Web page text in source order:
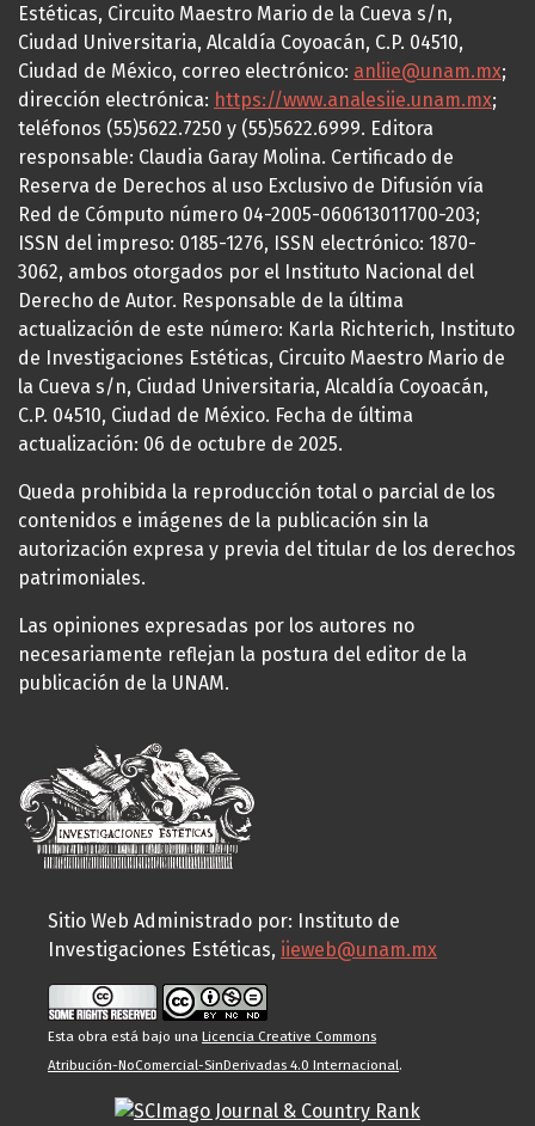
Estéticas, Circuito Maestro Mario de la Cueva s/n,
Ciudad Universitaria, Alcaldía Coyoacán, C.P. 04510,
Ciudad de México, correo electrónico: anliie@unam.mx;
dirección electrónica: https://www.analesiie.unam.mx;
teléfonos (55)5622.7250 y (55)5622.6999. Editora
responsable: Claudia Garay Molina. Certificado de
Reserva de Derechos al uso Exclusivo de Difusión vía
Red de Cómputo número 04-2005-060613011700-203;
ISSN del impreso: 0185-1276, ISSN electrónico: 1870-
3062, ambos otorgados por el Instituto Nacional del
Derecho de Autor. Responsable de la última
actualización de este número: Karla Richterich, Instituto
de Investigaciones Estéticas, Circuito Maestro Mario de
la Cueva s/n, Ciudad Universitaria, Alcaldía Coyoacán,
C.P. 04510, Ciudad de México. Fecha de última
actualización: 06 de octubre de 2025.
Queda prohibida la reproducción total o parcial de los
contenidos e imágenes de la publicación sin la
autorización expresa y previa del titular de los derechos
patrimoniales.
Las opiniones expresadas por los autores no
necesariamente reflejan la postura del editor de la
publicación de la UNAM.
Sitio Web Administrado por: Instituto de
Investigaciones Estéticas, iieweb@unam.mx
Esta obra está bajo una Licencia Creative Commons
Atribución-NoComercial-SinDerivadas 4.0 Internacional.